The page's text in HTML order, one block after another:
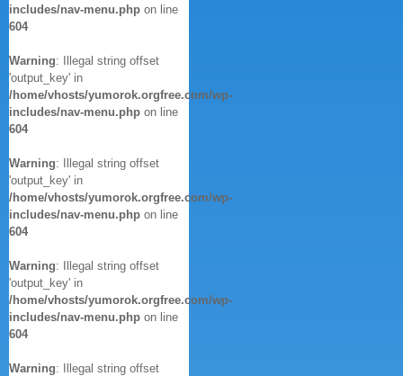
includes/nav-menu.php on line
604
Warning: Illegal string offset
'output_key' in
/home/vhosts/yumorok.orgfree.com/wp-
includes/nav-menu.php on line
604
Warning: Illegal string offset
'output_key' in
/home/vhosts/yumorok.orgfree.com/wp-
includes/nav-menu.php on line
604
Warning: Illegal string offset
'output_key' in
/home/vhosts/yumorok.orgfree.com/wp-
includes/nav-menu.php on line
604
Warning: Illegal string offset